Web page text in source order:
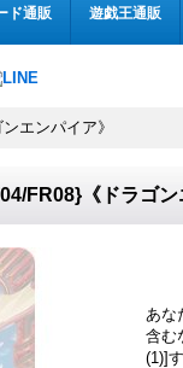
ド通販 遊戯王通販
エンパイア》
FR08}《ドラゴン
あな
含む
(1)]